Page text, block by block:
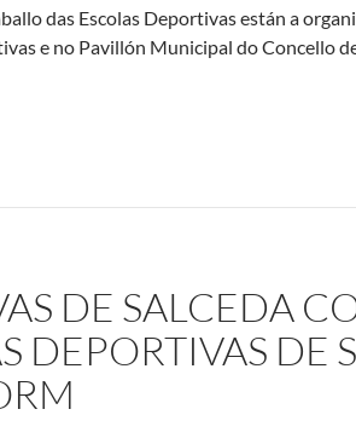
das Escolas Deportivas están a
e no Pavillón Municipal do Concello
ESTE ANO CON FINS SOLIDARIOS
DE SALCEDA
DEPORTIVAS DE